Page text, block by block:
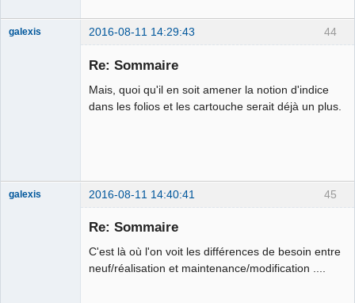
44
galexis 2016-08-11 14:29:43
Re: Sommaire
Mais, quoi qu'il en soit amener la notion d'indice
dans les folios et les cartouche serait déjà un plus.
45
galexis 2016-08-11 14:40:41
Re: Sommaire
C'est là où l'on voit les différences de besoin entre
neuf/réalisation et maintenance/modification ....